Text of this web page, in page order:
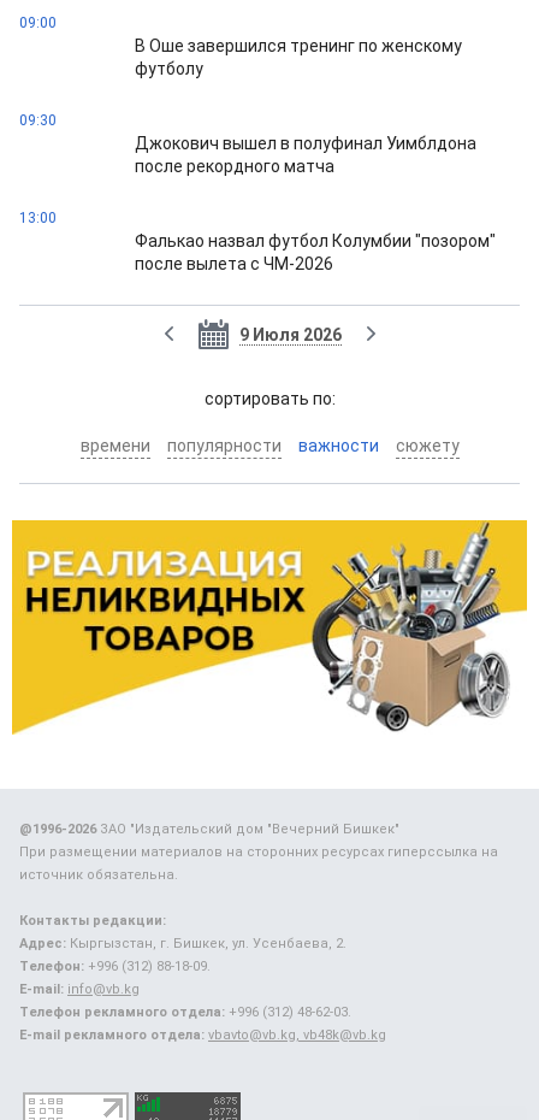
09:00
В Оше завершился тренинг по женскому
футболу
09:30
Джокович вышел в полуфинал Уимблдона
после рекордного матча
13:00
Фалькао назвал футбол Колумбии "позором"
после вылета с ЧМ-2026
9 Июля 2026
cортировать по:
времени популярности важности сюжету
@1996-2026ЗАО "Издательский дом "Вечерний Бишкек"
При размещении материалов на сторонних ресурсах гиперссылка на
источник обязательна.
Контакты редакции:
Адрес: Кыргызстан, г. Бишкек, ул. Усенбаева, 2.
Телефон: +996 (312) 88-18-09.
E-mail: info@vb.kg
Телефон рекламного отдела: +996 (312) 48-62-03.
E-mail рекламного отдела: vbavto@vb.kg, vb48k@vb.kg